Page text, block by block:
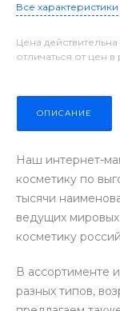
Все характеристики
Цена
отличаться от цен
ОПИСАНИЕ
Наш интернет-
косметику по
тысячи
ведущих
косметику
В ассортименте
разных типов,